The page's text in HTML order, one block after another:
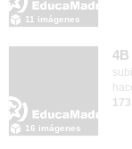
11 imágenes
4B
16 imágenes
173